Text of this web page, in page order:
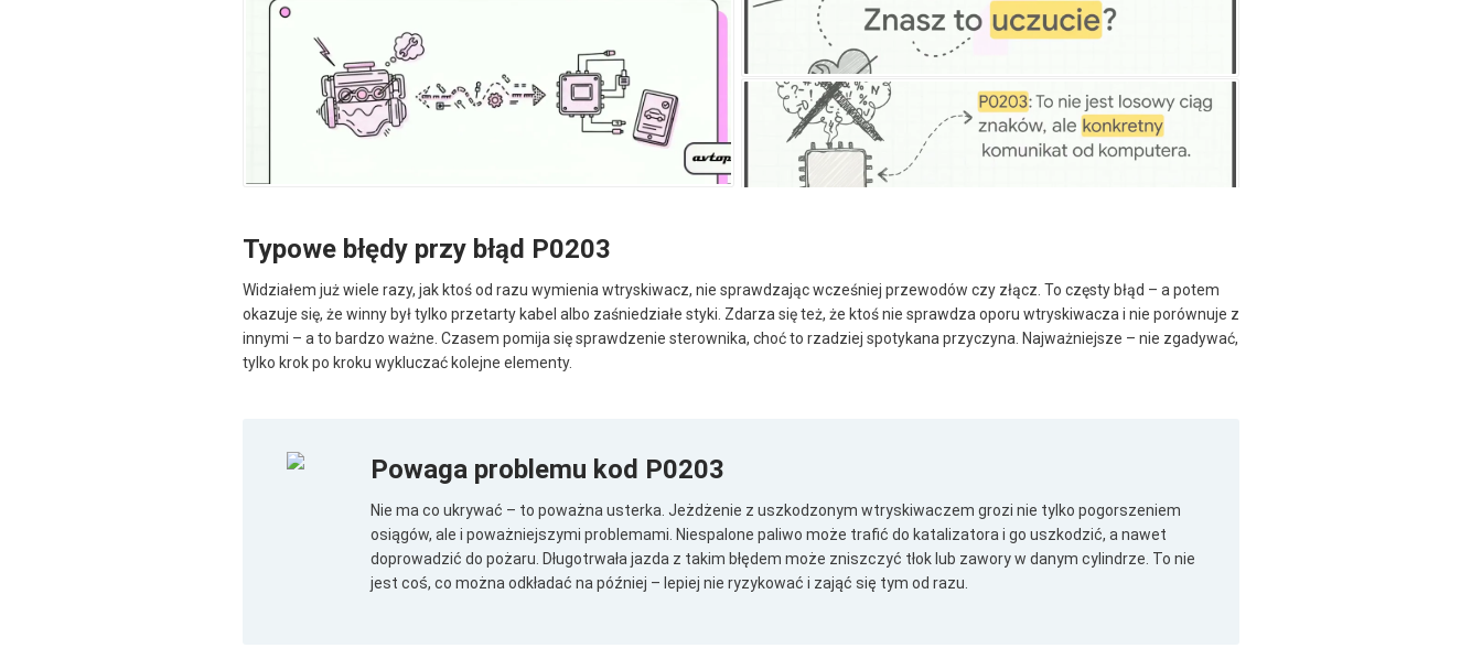
Typowe błędy przy błąd P0203
Widziałem już wiele razy, jak ktoś od razu wymienia wtryskiwacz, nie sprawdzając wcześniej przewodów czy złącz. To częsty błąd – a potem
okazuje się, że winny był tylko przetarty kabel albo zaśniedziałe styki. Zdarza się też, że ktoś nie sprawdza oporu wtryskiwacza i nie porównuje z
innymi – a to bardzo ważne. Czasem pomija się sprawdzenie sterownika, choć to rzadziej spotykana przyczyna. Najważniejsze – nie zgadywać,
tylko krok po kroku wykluczać kolejne elementy.
Powaga problemu kod P0203
Nie ma co ukrywać – to poważna usterka. Jeżdżenie z uszkodzonym wtryskiwaczem grozi nie tylko pogorszeniem
osiągów, ale i poważniejszymi problemami. Niespalone paliwo może trafić do katalizatora i go uszkodzić, a nawet
doprowadzić do pożaru. Długotrwała jazda z takim błędem może zniszczyć tłok lub zawory w danym cylindrze. To nie
jest coś, co można odkładać na później – lepiej nie ryzykować i zająć się tym od razu.